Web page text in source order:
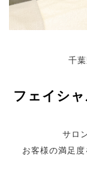
千
フェイシ
サロ
お客様の満足